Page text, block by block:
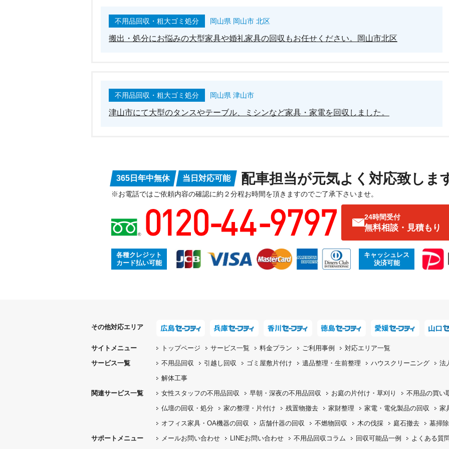
不用品回収・粗大ゴミ処分 岡山県 岡山市 北区
搬出・処分にお悩みの大型家具や婚礼家具の回収もお任せください。岡山市北区
不用品回収・粗大ゴミ処分 岡山県 津山市
津山市にて大型のタンスやテーブル、ミシンなど家具・家電を回収しました。
365日年中無休 当日対応可能 配車担当が元気よく対応致しま
※お電話ではご依頼内容の確認に約２分程お時間を頂きますのでご了承下さいませ。
24時間受付
無料相談・見積もり
各種クレジット
カード払い可能
キャッシュレス
決済可能
その他対応エリア
サイトメニュー トップページ サービス一覧 料金プラン ご利用事例
対応エリア一覧
サービス一覧
不用品回収 引越し回収 ゴミ屋敷片付け 遺品整理・生前整理 ハウスクリーニング 法
解体工事
関連サービス一覧
女性スタッフの不用品回収 早朝・深夜の不用品回収 お庭の片付け・ 草刈り 不用品の買い
仏壇の回収・処分 家の整理・片付け 残置物撤去 家財整理 家電・電化製品の回収 家
オフィス家具 ・OA機器の回収 店舗什器の回収 不燃物回収 木の伐採 庭石撤去
墓掃
サポートメニュー
メールお問い合わせ LINEお問い合わせ 不用品回収コラム 回収可能品一例 よくある質